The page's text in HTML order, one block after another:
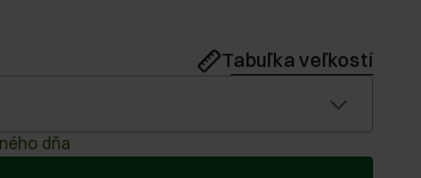
Tabuľka veľkostí
dňa